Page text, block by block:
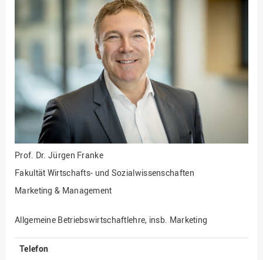
Ingenieurwissenschaften
Fakultät Management,
Kultur und Technik
Fakultät Wirtschafts- und
Sozialwissenschaften
Finanzen
Forschung, Kooperation,
Drittmittel
Gebäude und Technik
Gesellschaftliches
Gleichstellungsbüro
Hochschulleitung
Prof. Dr. Jürgen Franke
Fakultät Wirtschafts- und Sozialwissenschaften
Marketing & Management
Allgemeine Betriebswirtschaftlehre, insb. Marketing
Telefon